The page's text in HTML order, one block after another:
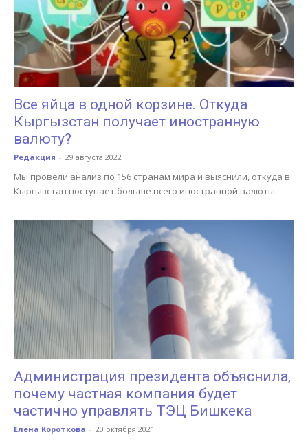
Все яйца в одной корзине. Откуда
Кыргызстан получает иностранную
валюту?
Редакция - 29 августа 2022
Мы провели анализ по 156 странам мира и выяснили, откуда в
Кыргызстан поступает больше всего иностранной валюты.
Администрация президента объяснила,
почему частная компания будет
частично управлять ТЭЦ Бишкека
Елена Короткова - 20 октября 2021